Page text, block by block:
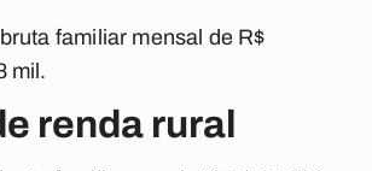
familiar mensal de R$
mil.
renda rural